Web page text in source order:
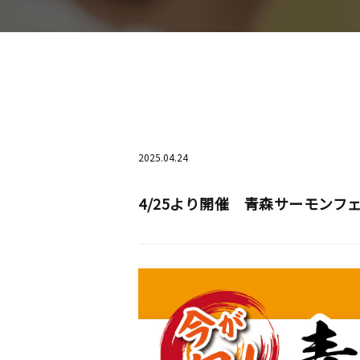
2025.04.24
4/25より開催 青森サーモンフ